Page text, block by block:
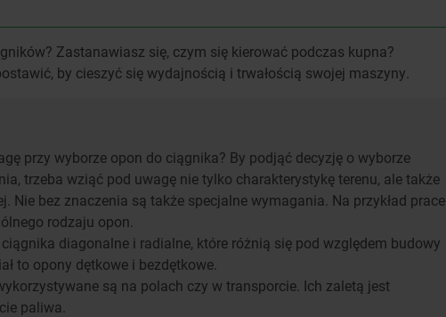
Zastanawiasz się, czym się kierować podczas kupna?
by cieszyć się wydajnością i trwałością swojej maszyny.
przy wyborze opon do ciągnika? By podjąć decyzję o wyborze
trzeba wziąć pod uwagę nie tylko charakterystykę terenu, ale także
Nie bez znaczenia są także specjalne wymagania. Na przykład prace
rodzaju opon.
diagonalne i radialne, które różnią się pod względem budowy
to opony dętkowe i bezdętkowe.
są na polach czy w transporcie. Ich zaletą jest
paliwa.